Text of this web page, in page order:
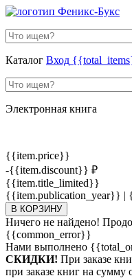
Каталог Вход
Электронная книга
{{item.price}}
-{{item.discount}} ₽
{{item.title_limited}}
{{item.publication_year}} |
В КОРЗИНУ
Ничего не найдено!
{{common_error}}
Нами выполнено
СКИДКИ! При заказе
при заказе книг на сумму